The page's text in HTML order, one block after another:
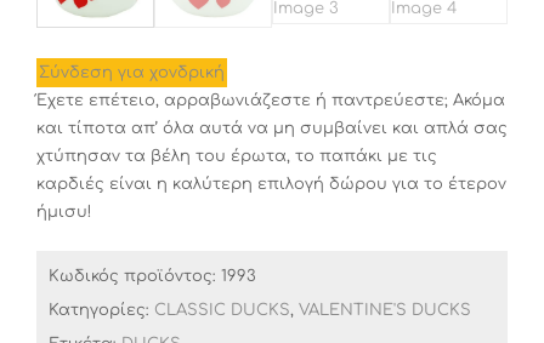
Σύνδεση για χονδρική
Έχετε επέτειο, αρραβωνιάζεστε ή παντρεύεστε; Ακόμα
και τίποτα απ’ όλα αυτά να μη συμβαίνει και απλά σας
χτύπησαν τα βέλη του έρωτα, το παπάκι με τις
καρδιές είναι η καλύτερη επιλογή δώρου για το έτερον
ήμισυ!
Κωδικός προϊόντος: 1993
Κατηγορίες: CLASSIC DUCKS, VALENTINE'S DUCKS